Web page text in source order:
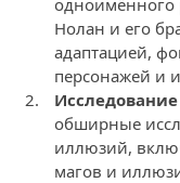
одноимённого
Нолан и его
адаптацией,
персонажей и
обширные
иллюзий,
магов и